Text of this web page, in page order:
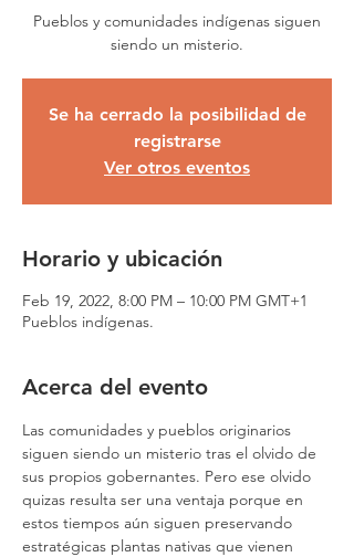
Pueblos y comunidades indígenas siguen
siendo un misterio.
Se ha cerrado la posibilidad de
registrarse
Ver otros eventos
Horario y ubicación
Feb 19, 2022, 8:00 PM – 10:00 PM GMT+1
Pueblos indígenas.
Acerca del evento
Las comunidades y pueblos originarios
siguen siendo un misterio tras el olvido de
sus propios gobernantes. Pero ese olvido
quizas resulta ser una ventaja porque en
estos tiempos aún siguen preservando
estratégicas plantas nativas que vienen